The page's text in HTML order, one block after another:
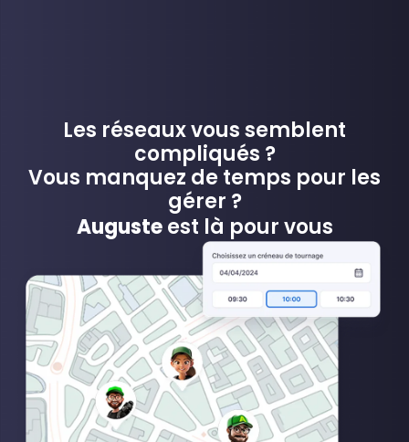
Les réseaux vous semblent
compliqués ?
Vous manquez de temps pour les
gérer ?
Augusteest là pour vous